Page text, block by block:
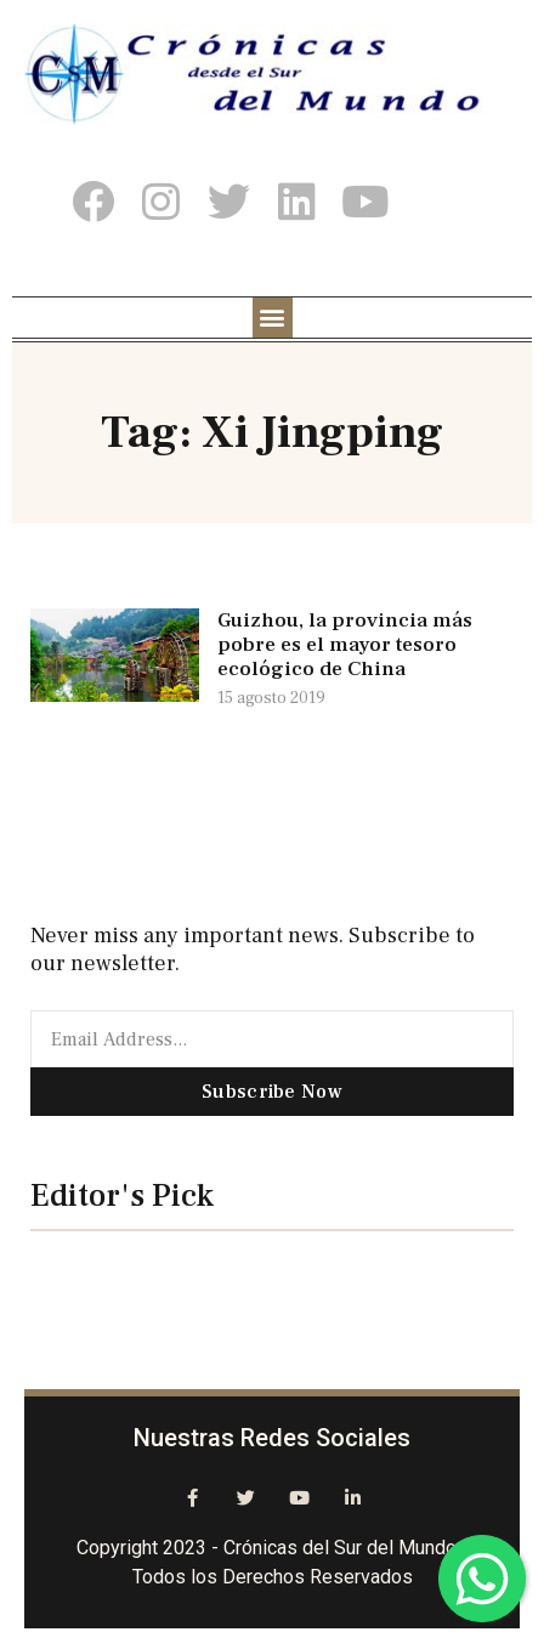
Tag: Xi Jingping
Guizhou, la provincia más
pobre es el mayor tesoro
ecológico de China
15 agosto 2019
Never miss any important news. Subscribe to
our newsletter.
Subscribe Now
Editor's Pick
Nuestras Redes Sociales
Copyright 2023 - Crónicas del Sur del Mundo -
Todos los Derechos Reservados